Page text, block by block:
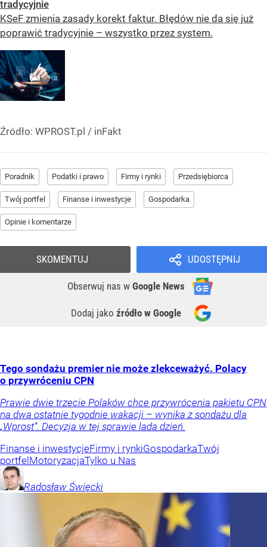
tradycyjnie
KSeF zmienia zasady korekt faktur. Błędów nie da się już
poprawić tradycyjnie – wszystko przez system.
Źródło: WPROST.pl / inFakt
Poradnik Podatki i prawo Firmy i rynki Przedsiębiorca
Twój portfel Finanse i inwestycje Gospodarka
Opinie i komentarze
UDOSTĘPNIJ
Obserwuj nas w Google News
Dodaj jako źródło w Google
SKOMENTUJ
Tego sondażu premier nie może zlekceważyć. Polacy
o przywróceniu CPN
Prawie dwie trzecie Polaków chce przywrócenia pakietu CPN
na dwa ostatnie tygodnie wakacji – wynika z sondażu dla
„Wprost”. Decyzja w tej sprawie lada dzień.
Finanse i inwestycjeFirmy i rynkiGospodarkaTwój
portfelMotoryzacjaTylko u Nas
Radosław Święcki